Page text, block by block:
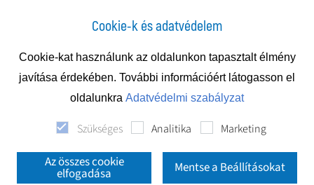
Cookie-k és adatvédelem
Cookie-kat használunk az oldalunkon tapasztalt élmény
javítása érdekében. További információért látogasson el
oldalunkra Adatvédelmi szabályzat
Szükséges Analitika Marketing
Az összes cookie
elfogadása Mentse a Beállításokat